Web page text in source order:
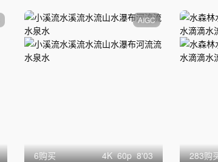
AIGC
6购买 4K 60p 8'03 283购